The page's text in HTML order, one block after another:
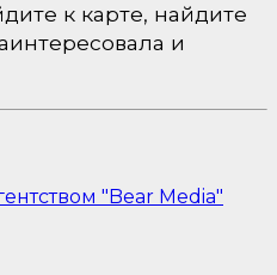
к карте, найдите
и
"Bear Media"